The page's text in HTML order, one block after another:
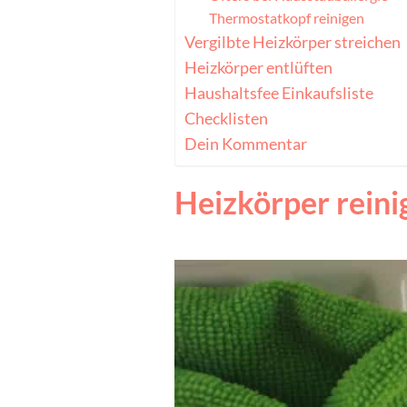
Thermostatkopf reinigen
Vergilbte Heizkörper streichen
Heizkörper entlüften
Haushaltsfee Einkaufsliste
Checklisten
Dein Kommentar
Heizkörper